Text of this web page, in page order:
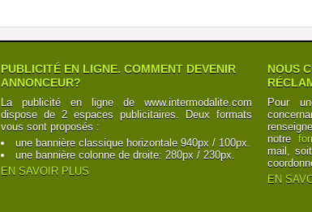
PUBLICITÉ EN LIGNE. COMMENT DEVENIR
ANNONCEUR?
La publicité en ligne de www.intermodalite.com
dispose de 2 espaces publicitaires. Deux formats
vous sont proposés :
une bannière classique horizontale 940px / 100px.
une bannière colonne de droite: 280px / 230px.
EN SAVOIR PLUS
NOUS
Pour
notre
mail,
EN